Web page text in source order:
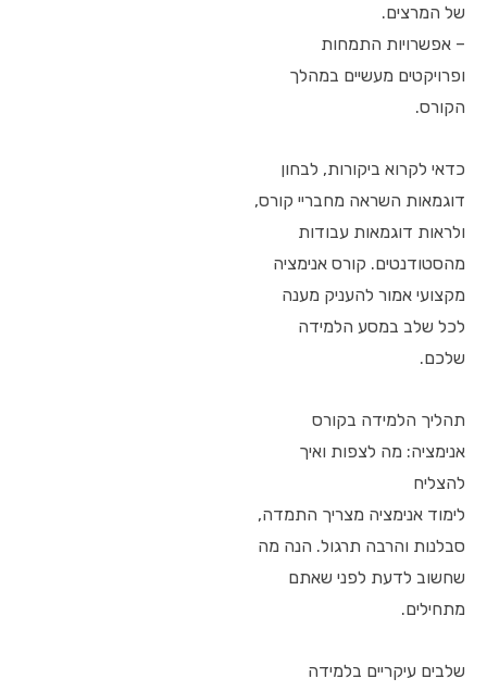
של המרצים.
– אפשרויות התמחות
ופרויקטים מעשיים במהלך
הקורס.
כדאי לקרוא ביקורות, לבחון
דוגמאות השראה מחבריי קורס,
ולראות דוגמאות עבודות
מהסטודנטים. קורס אנימציה
מקצועי אמור להעניק מענה
לכל שלב במסע הלמידה
שלכם.
תהליך הלמידה בקורס
אנימציה: מה לצפות ואיך
להצליח
לימוד אנימציה מצריך התמדה,
סבלנות והרבה תרגול. הנה מה
שחשוב לדעת לפני שאתם
מתחילים.
שלבים עיקריים בלמידה